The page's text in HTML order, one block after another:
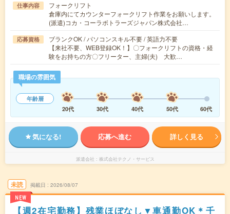
仕事内容
フォークリフト
倉庫内にてカウンターフォークリフト作業をお願いします。
(派遣)コカ・コーラボトラーズジャパン株式会社…
応募資格
ブランクOK / パソコンスキル不要 / 英語力不要
【来社不要、WEB登録OK！】〇フォークリフトの資格・経
験をお持ちの方〇フリーター、主婦(夫) 大歓…
職場の雰囲気
年齢層
20代
30代 40代 50代 60代
気になる! 応募へ進む 詳しく見る
派遣会社 株式会社テクノ・サービス
未読
NEW
掲載日 2026/08/07
【週2在宅勤務】残業ほぼなし▼車通勤OK＊千